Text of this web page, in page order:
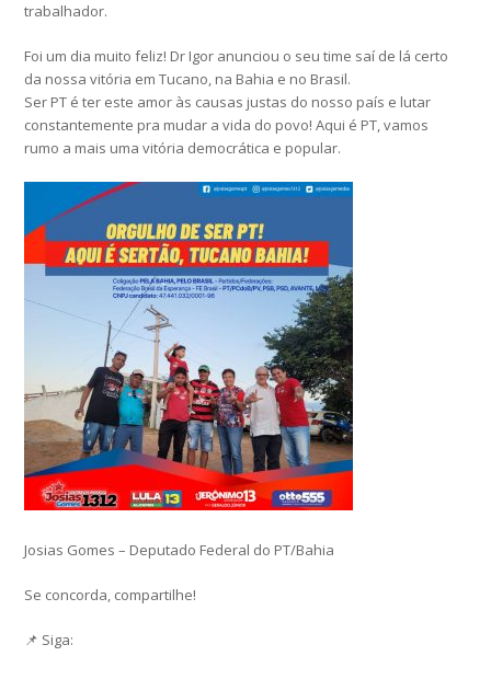
trabalhador.
Foi um dia muito feliz! Dr Igor anunciou o seu time saí de lá certo
da nossa vitória em Tucano, na Bahia e no Brasil.
Ser PT é ter este amor às causas justas do nosso país e lutar
constantemente pra mudar a vida do povo! Aqui é PT, vamos
rumo a mais uma vitória democrática e popular.
Josias Gomes – Deputado Federal do PT/Bahia
Se concorda, compartilhe!
📌 Siga: